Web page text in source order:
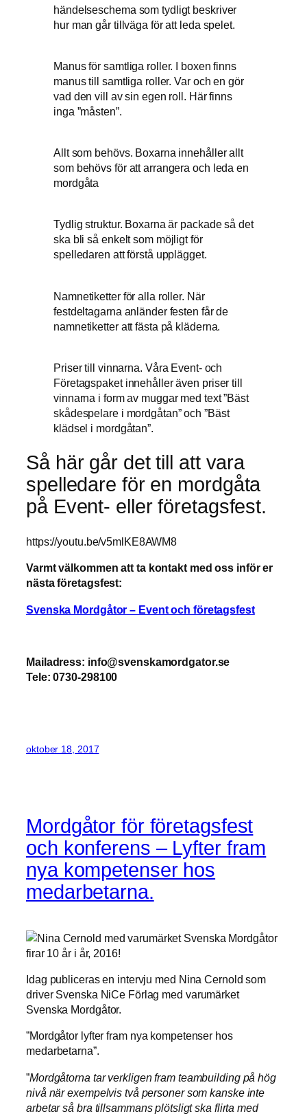
händelseschema som tydligt beskriver
hur man går tillväga för att leda spelet.
Manus för samtliga roller. I boxen finns
manus till samtliga roller. Var och en gör
vad den vill av sin egen roll. Här finns
inga ”måsten”.
Allt som behövs. Boxarna innehåller allt
som behövs för att arrangera och leda en
mordgåta
Tydlig struktur. Boxarna är packade så det
ska bli så enkelt som möjligt för
spelledaren att förstå upplägget.
Namnetiketter för alla roller. När
festdeltagarna anländer festen får de
namnetiketter att fästa på kläderna.
Priser till vinnarna. Våra Event- och
Företagspaket innehåller även priser till
vinnarna i form av muggar med text ”Bäst
skådespelare i mordgåtan” och ”Bäst
klädsel i mordgåtan”.
Så här går det till att vara
spelledare för en mordgåta
på Event- eller företagsfest.
https://youtu.be/v5mlKE8AWM8
Varmt välkommen att ta kontakt med oss inför er
nästa företagsfest:
Svenska Mordgåtor – Event och företagsfest
Mailadress: info@svenskamordgator.se
Tele: 0730-298100
oktober 18, 2017
Mordgåtor för företagsfest
och konferens – Lyfter fram
nya kompetenser hos
medarbetarna.
Idag publiceras en intervju med Nina Cernold som
driver Svenska NiCe Förlag med varumärket
Svenska Mordgåtor.
”Mordgåtor lyfter fram nya kompetenser hos
medarbetarna”.
”Mordgåtorna tar verkligen fram teambuilding på hög
nivå när exempelvis två personer som kanske inte
arbetar så bra tillsammans plötsligt ska flirta med